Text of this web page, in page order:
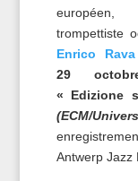
trompettiste
Enrico Rava
29
« Edizione
(ECM/
Antwerp Jazz